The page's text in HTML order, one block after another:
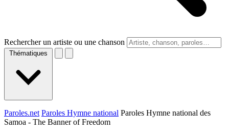
Rechercher un artiste ou une chanson
Thématiques
Paroles.net Paroles Hymne national Paroles Hymne national des
Samoa - The Banner of Freedom